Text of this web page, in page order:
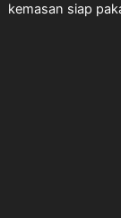
kemasan siap